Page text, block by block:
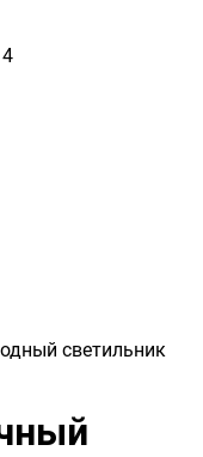
светильник